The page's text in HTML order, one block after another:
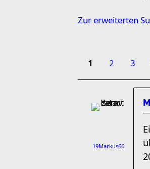
Zur erweiterten
1 2 3
19Markus66